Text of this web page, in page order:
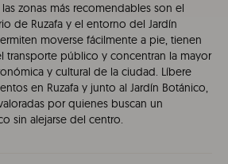
las zonas más recomendables son el
de Ruzafa y el entorno del Jardín
moverse fácilmente a pie, tienen
transporte público y concentran la mayor
y cultural de la ciudad. Líbere
en Ruzafa y junto al Jardín Botánico,
por quienes buscan un
sin alejarse del centro.